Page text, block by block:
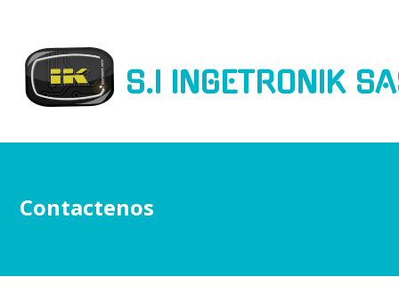
S.I INGETRONIK
Contactenos